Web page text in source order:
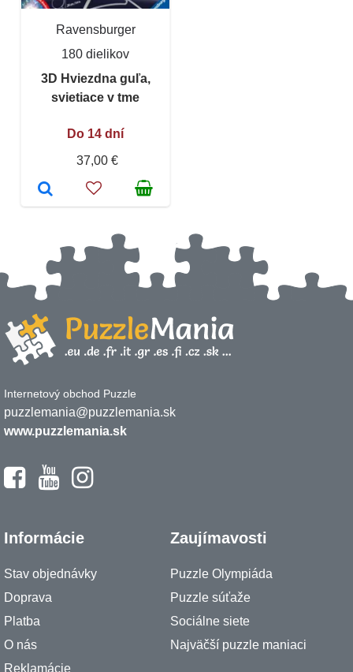
Ravensburger
180 dielikov
3D Hviezdna guľa,
svietiace v tme
Do 14 dní
37,00 €
Internetový obchod Puzzle
puzzlemania@puzzlemania.sk
www.puzzlemania.sk
Informácie
Stav objednávky
Doprava
Platba
O nás
Reklamácie
Zaujímavosti
Puzzle Olympiáda
Puzzle súťaže
Sociálne siete
Najväčší puzzle maniaci